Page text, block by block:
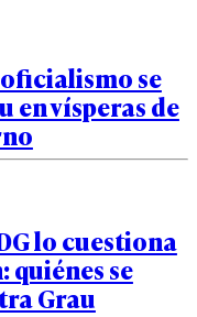
se
en vísperas de
lo cuestiona
quiénes se
Grau